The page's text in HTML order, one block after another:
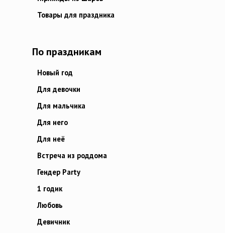
Товары для праздника
По праздникам
Новый год
Для девочки
Для мальчика
Для него
Для неё
Встреча из роддома
Гендер Party
1 годик
Любовь
Девичник